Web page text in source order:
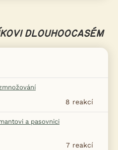
DLOUHOOCASÉM
8 reakcí
a pasovnici
7 reakcí